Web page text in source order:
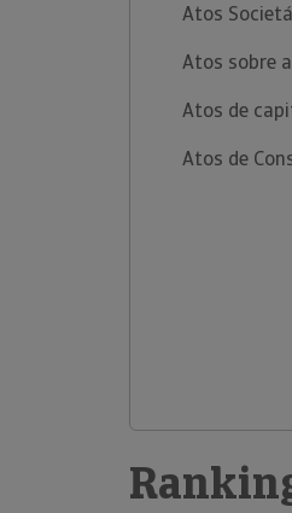
Atos
Atos sobre
Atos de
Atos de